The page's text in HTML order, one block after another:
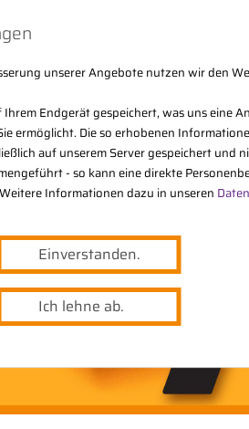
unserer Angebote nutzen wir den
Ihrem Endgerät gespeichert, was uns eine
ermöglicht. Die so erhobenen
auf unserem Server gespeichert und
- so kann eine direkte
Informationen dazu in unseren
Einverstanden.
Ich lehne ab.